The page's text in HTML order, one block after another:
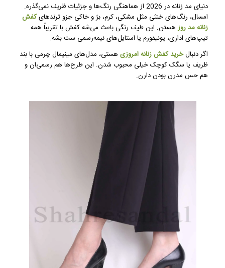
دنیای مد زنانه در 2026 از هماهنگی رنگ‌ها و جزئیات ظریف نمی‌گذره.
امسال، رنگ‌های خنثی مثل مشکی، کرم، بژ و خاکی جزو ترندهایکفش
زنانه مد روزهستن. این طیف رنگی باعث می‌شه کفش با تقریباً همه
تیپ‌های اداری، یونیفورم یا استایل‌های نیمه‌رسمی ست بشه.
اگر دنبالخرید کفش زنانه امروزیهستی، مدل‌های مینیمال چرمی با بند
ظریف یا سگک کوچک خیلی محبوب شدن. این طرح‌ها هم رسمی‌ان و
هم حس مدرن بودن دارن.